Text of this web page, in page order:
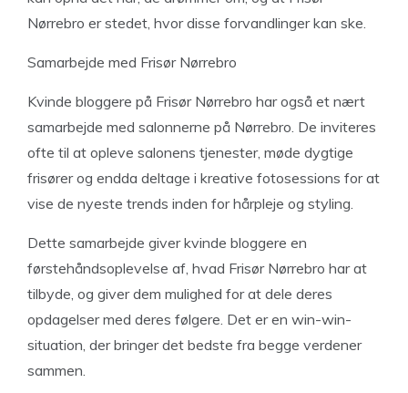
Nørrebro er stedet, hvor disse forvandlinger kan ske.
Samarbejde med Frisør Nørrebro
Kvinde bloggere på Frisør Nørrebro har også et nært
samarbejde med salonnerne på Nørrebro. De inviteres
ofte til at opleve salonens tjenester, møde dygtige
frisører og endda deltage i kreative fotosessions for at
vise de nyeste trends inden for hårpleje og styling.
Dette samarbejde giver kvinde bloggere en
førstehåndsoplevelse af, hvad Frisør Nørrebro har at
tilbyde, og giver dem mulighed for at dele deres
opdagelser med deres følgere. Det er en win-win-
situation, der bringer det bedste fra begge verdener
sammen.